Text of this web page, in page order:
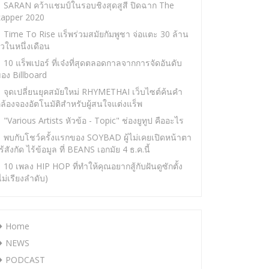
SARAN คว้าแชมป์ในรอบชิงสุดสูสี ปิดฉาก The
2020
Time To Rise แร็พร่วมสมัยกัมพูชา จ่อแตะ 30 ล้าน
ในหนึ่งเดือน
10 แร็พเปอร์ ที่เจ๋งที่สุดตลอดกาลจากการจัดอันดับ
ง Billboard
จุดเปลี่ยนยุคสมัยใหม่ RHYMETHAI เว็บไซต์ค้นคำ
องจองอัตโนมัติสำหรับผู้สนใจแต่งแร็พ
"Various Artists หัวข้อ - Topic" ช่องยูทูป คืออะไร
พบกับโชว์ครั้งแรกของ SOYBAD ผู้ไม่เคยเปิดหน้าตา
สังกัด ไร้ข้อมูล ที่ BEANS เอกมัย 4 ธ.ค.นี้
10 เพลง HIP HOP ที่ทำให้คุณอยากสู้กับฝันดูซักตั้ง
ม่เรียงลำดับ)
Home
NEWS
PODCAST